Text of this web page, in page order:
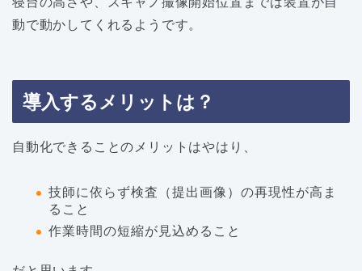
動で動かしてくれるようです。
導入するメリットは？
自動化できることのメリットはやはり、
技師に依らず検査（提出画像）の再現性が高ま
ること
作業時間の短縮が見込めること